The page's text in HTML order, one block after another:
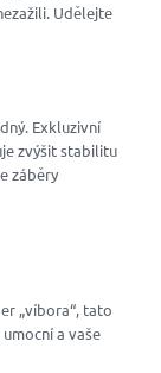
Udělejte
Exkluzivní
zvýšit stabilitu
záběry
„víbora“, tato
a vaše